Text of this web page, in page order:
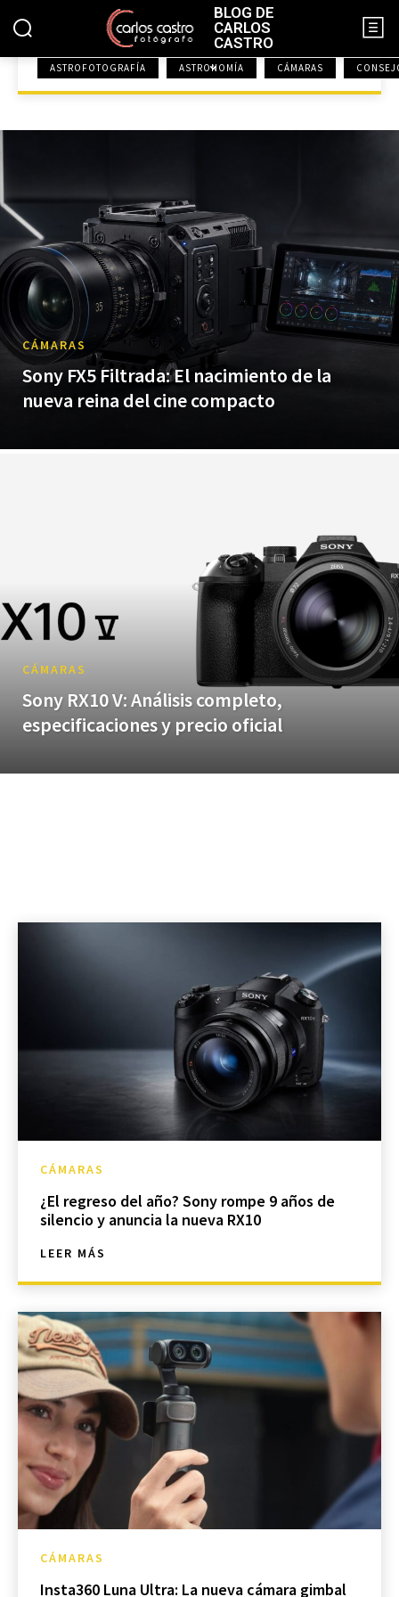
BLOG DE
CARLOS
CASTRO
ASTROFOTOGRAFÍA ASTRONOMÍA CÁMARAS
CÁMARAS
Sony FX5 Filtrada: El nacimiento de la
nueva reina del cine compacto
CÁMARAS
Sony RX10 V: Análisis completo,
especificaciones y precio oficial
CÁMARAS
¿El regreso del año? Sony rompe 9 años de
silencio y anuncia la nueva RX10
LEER MÁS
CÁMARAS
Insta360 Luna Ultra: La nueva cámara gimbal